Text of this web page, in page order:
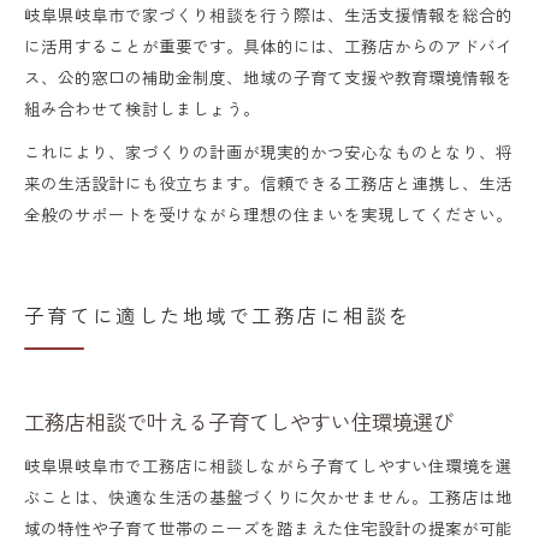
岐阜県岐阜市で家づくり相談を行う際は、生活支援情報を総合的
に活用することが重要です。具体的には、工務店からのアドバイ
ス、公的窓口の補助金制度、地域の子育て支援や教育環境情報を
組み合わせて検討しましょう。
これにより、家づくりの計画が現実的かつ安心なものとなり、将
来の生活設計にも役立ちます。信頼できる工務店と連携し、生活
全般のサポートを受けながら理想の住まいを実現してください。
子育てに適した地域で工務店に相談を
工務店相談で叶える子育てしやすい住環境選び
岐阜県岐阜市で工務店に相談しながら子育てしやすい住環境を選
ぶことは、快適な生活の基盤づくりに欠かせません。工務店は地
域の特性や子育て世帯のニーズを踏まえた住宅設計の提案が可能